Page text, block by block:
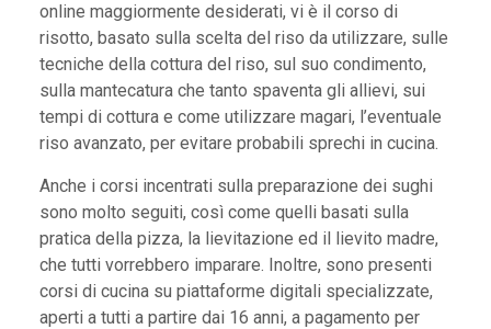
online maggiormente desiderati, vi è il corso di
risotto, basato sulla scelta del riso da utilizzare, sulle
tecniche della cottura del riso, sul suo condimento,
sulla mantecatura che tanto spaventa gli allievi, sui
tempi di cottura e come utilizzare magari, l’eventuale
riso avanzato, per evitare probabili sprechi in cucina.
Anche i corsi incentrati sulla preparazione dei sughi
sono molto seguiti, così come quelli basati sulla
pratica della pizza, la lievitazione ed il lievito madre,
che tutti vorrebbero imparare. Inoltre, sono presenti
corsi di cucina su piattaforme digitali specializzate,
aperti a tutti a partire dai 16 anni, a pagamento per